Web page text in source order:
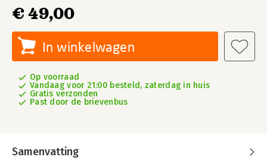
€ 49,00
In winkelwagen
Op voorraad
Vandaag voor 21:00 besteld, zaterdag in huis
Gratis verzonden
Past door de brievenbus
Samenvatting